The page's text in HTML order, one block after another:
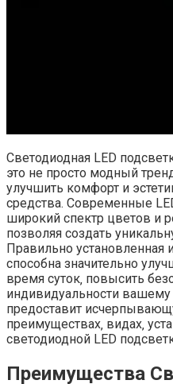
Светодиодная LED
это не просто модный
улучшить комфорт и
средства. Современные
широкий спектр цветов и
позволяя создать
Правильно установленная
способна значительно
время суток‚ повысить
индивидуальности
предоставит
преимуществах‚ видах‚
светодиодной LED
Преимущества